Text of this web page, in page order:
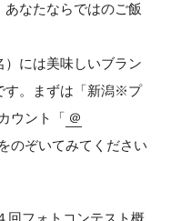
なたならではのご飯
には美味しいブラン
す。まずは「新潟※プ
ウント「 ＠
のぞいてみてください